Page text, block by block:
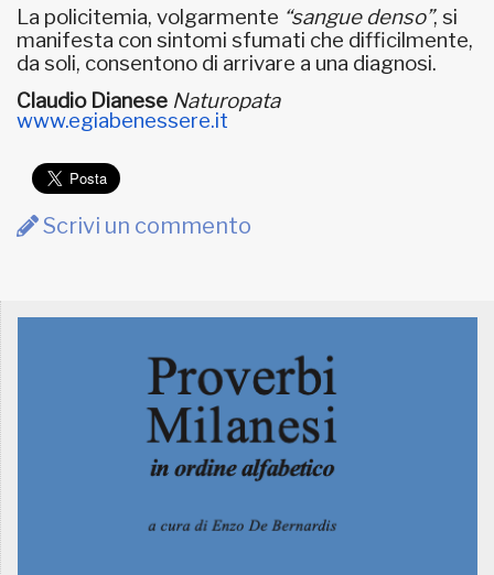
La policitemia, volgarmente “sangue denso”, si
manifesta con sintomi sfumati che difficilmente,
da soli, consentono di arrivare a una diagnosi.
Claudio Dianese Naturopata
www.egiabenessere.it
Scrivi un commento